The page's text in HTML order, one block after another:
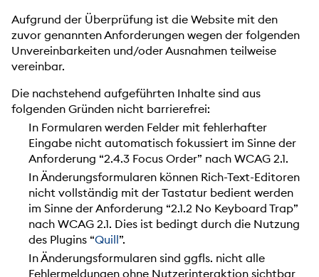
Aufgrund der Überprüfung ist die Website mit den
zuvor genannten Anforderungen wegen der folgenden
Unvereinbarkeiten und/oder Ausnahmen teilweise
vereinbar.
Die nachstehend aufgeführten Inhalte sind aus
folgenden Gründen nicht barrierefrei:
In Formularen werden Felder mit fehlerhafter
Eingabe nicht automatisch fokussiert im Sinne der
Anforderung “2.4.3 Focus Order” nach WCAG 2.1.
In Änderungsformularen können Rich-Text-Editoren
nicht vollständig mit der Tastatur bedient werden
im Sinne der Anforderung “2.1.2 No Keyboard Trap”
nach WCAG 2.1. Dies ist bedingt durch die Nutzung
des Plugins “Quill”.
In Änderungsformularen sind ggfls. nicht alle
Fehlermeldungen ohne Nutzerinteraktion sichtbar